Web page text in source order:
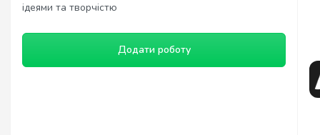
ідеями та творчістю
Додати роботу